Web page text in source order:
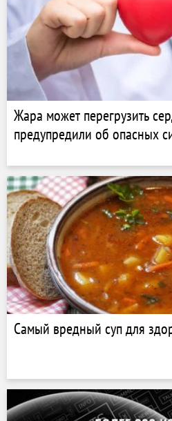
Жара может перегрузить
предупредили об опасных
Самый вредный суп для